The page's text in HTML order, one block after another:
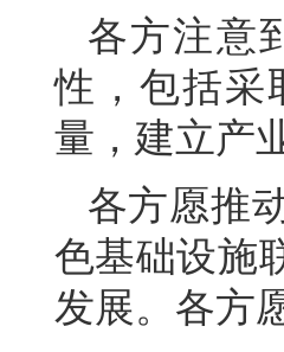
各方注意
性，包括采
量，建立产
各方愿推
色基础设施
发展。各方